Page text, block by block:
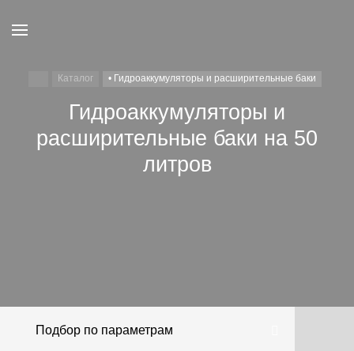
Каталог • Гидроаккумуляторы и расширительные баки
Гидроаккумуляторы и
расширительные баки на 50
литров
Подбор по параметрам